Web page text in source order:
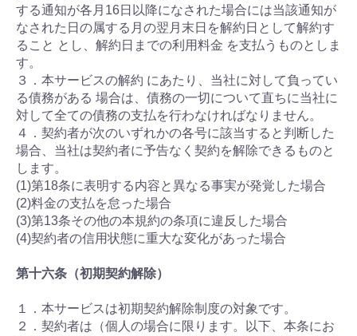
する通知が各月16日以降になされた場合には当該通知が
なされた日の属する月の翌月末日を解約日として解約す
ること とし、解約日までの利用料金 を支払うものとしま
す。
３．本サービスの解約 にあたり、当社に対して負ってい
る債務がある 場合は、債務の一切について直ちに当社に
対して全ての債務の支払を行わなければなりません。
４．契約者が次のいずれかの各号に該当すると判断した
場合、当社は契約者に予告なく契約を解除できるものと
します。
(1)第18条に表明する内容と異なる事実が発覚した場合
(2)料金の支払を怠った場合
(3)第13条その他の本規約の条項に違反した場合
(4)契約者の信用状態に重大な変化があった場合
第十六条（初期契約解除）
１．本サービスは初期契約解除制度の対象です。
２．契約者は（個人の場合に限ります。以下、本条にお